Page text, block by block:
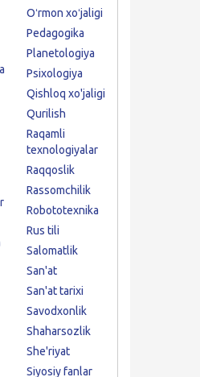
Oʻrmon xoʻjaligi
Pedagogika
Planetologiya
Psixologiya
Qishloq xo'jaligi
Qurilish
Raqamli
texnologiyalar
Raqqoslik
Rassomchilik
Robototexnika
Rus tili
Salomatlik
San'at
San'at tarixi
Savodxonlik
Shaharsozlik
She'riyat
Siyosiy fanlar